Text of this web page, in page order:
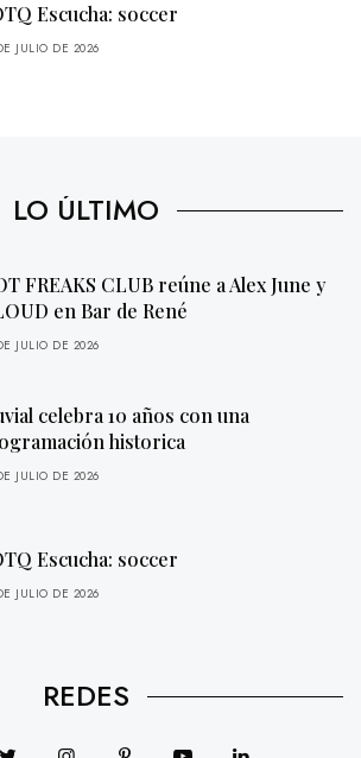
Escucha: soccer
JULIO DE 2026
LO ÚLTIMO
FREAKS CLUB reúne a Alex June y
en Bar de René
JULIO DE 2026
celebra 10 años con una
historica
JULIO DE 2026
Escucha: soccer
JULIO DE 2026
REDES